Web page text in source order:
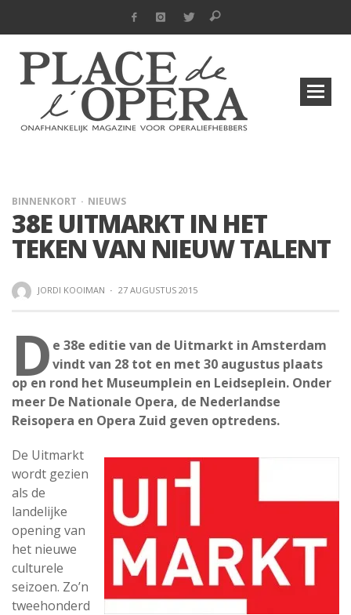
BINNENKORT NIEUWS
38E UITMARKT IN HET
TEKEN VAN NIEUW TALENT
JORDI KOOIMAN · 27 AUGUSTUS 2015
D e 38e editie van de Uitmarkt in Amsterdam
vindt van 28 tot en met 30 augustus plaats
op en rond het Museumplein en Leidseplein. Onder
meer De Nationale Opera, de Nederlandse
Reisopera en Opera Zuid geven optredens.
De Uitmarkt
wordt gezien
als de
landelijke
opening van
het nieuwe
culturele
seizoen. Zo’n
tweehonderd